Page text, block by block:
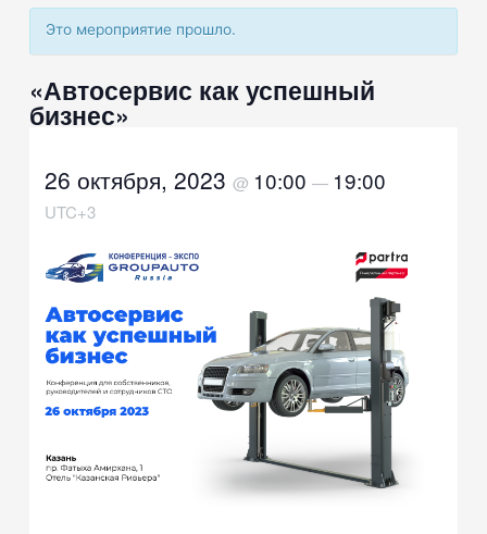
Это мероприятие прошло.
«Автосервис как успешный
бизнес»
26 октября, 2023@ 10:00— 19:00
UTC+3